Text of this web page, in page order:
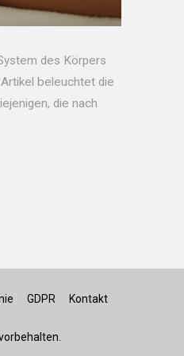
des Körpers
beleuchtet die
die nach
GDPR Kontakt